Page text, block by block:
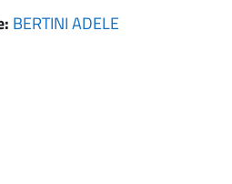
BERTINI ADELE